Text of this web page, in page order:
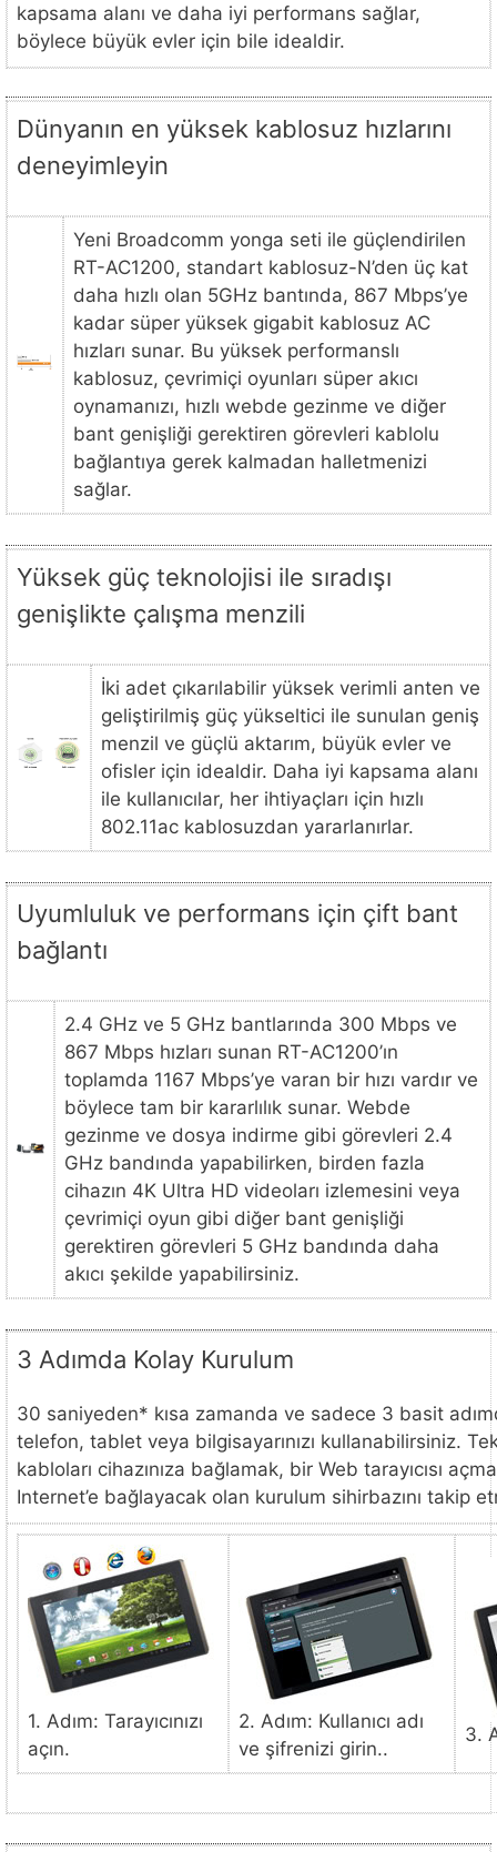
kapsama alanı ve daha iyi performans sağlar,
böylece büyük evler için bile idealdir.
Dünyanın en yüksek kablosuz hızlarını
deneyimleyin
Yeni Broadcomm yonga seti ile güçlendirilen
RT-AC1200, standart kablosuz-N’den üç kat
daha hızlı olan 5GHz bantında, 867 Mbps’ye
kadar süper yüksek gigabit kablosuz AC
hızları sunar. Bu yüksek performanslı
kablosuz, çevrimiçi oyunları süper akıcı
oynamanızı, hızlı webde gezinme ve diğer
bant genişliği gerektiren görevleri kablolu
bağlantıya gerek kalmadan halletmenizi
sağlar.
Yüksek güç teknolojisi ile sıradışı
genişlikte çalışma menzili
İki adet çıkarılabilir yüksek verimli anten ve
geliştirilmiş güç yükseltici ile sunulan geniş
menzil ve güçlü aktarım, büyük evler ve
ofisler için idealdir. Daha iyi kapsama alanı
ile kullanıcılar, her ihtiyaçları için hızlı
802.11ac kablosuzdan yararlanırlar.
Uyumluluk ve performans için çift bant
bağlantı
2.4 GHz ve 5 GHz bantlarında 300 Mbps ve
867 Mbps hızları sunan RT-AC1200’ın
toplamda 1167 Mbps’ye varan bir hızı vardır ve
böylece tam bir kararlılık sunar. Webde
gezinme ve dosya indirme gibi görevleri 2.4
GHz bandında yapabilirken, birden fazla
cihazın 4K Ultra HD videoları izlemesini veya
çevrimiçi oyun gibi diğer bant genişliği
gerektiren görevleri 5 GHz bandında daha
akıcı şekilde yapabilirsiniz.
3 Adımda Kolay Kurulum
30 saniyeden* kısa zamanda ve sadece 3 basit
telefon, tablet veya bilgisayarınızı kullanabilirsiniz.
kabloları cihazınıza bağlamak, bir Web tarayıcısı
Internet’e bağlayacak olan kurulum sihirbazını takip
1. Adım: Tarayıcınızı
açın.
2. Adım: Kullanıcı adı
ve şifrenizi girin..
3.